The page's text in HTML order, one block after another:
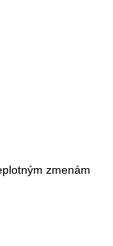
zmenám